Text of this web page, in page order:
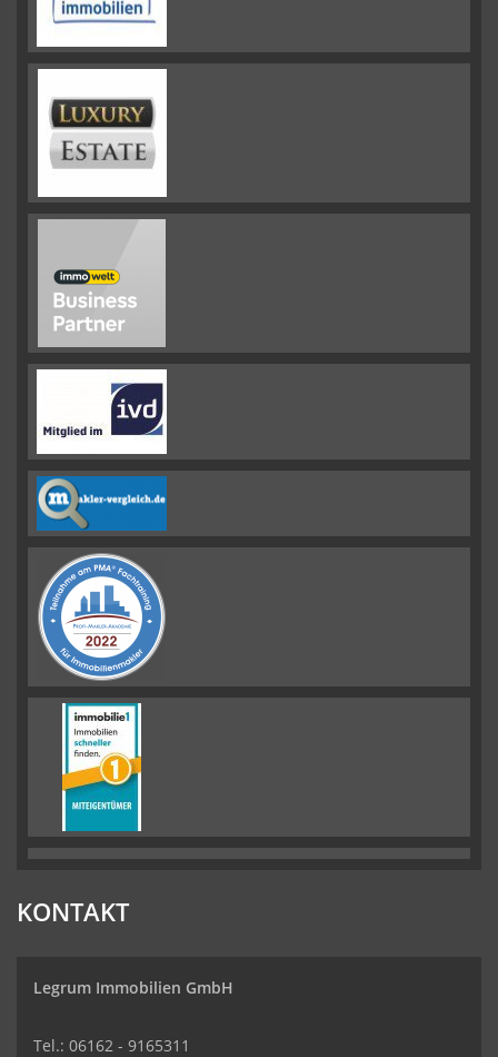
KONTAKT
Legrum Immobilien GmbH
Tel.: 06162 - 9165311